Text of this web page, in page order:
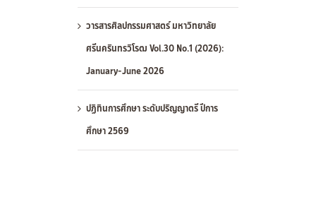
วารสารศิลปกรรมศาสตร์ มหาวิทยาลัย
ศรีนครินทรวิโรฒ Vol.30 No.1 (2026):
January-June 2026
ปฏิทินการศึกษา ระดับปริญญาตรี ปีการ
ศึกษา 2569